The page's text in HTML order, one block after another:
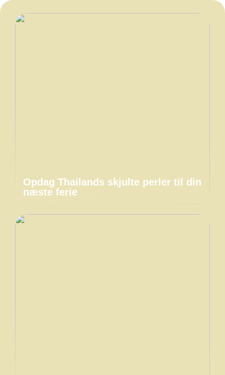
Opdag Thailands skjulte perler til din
næste ferie